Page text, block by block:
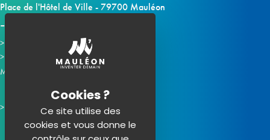
Place de l'Hôtel de Ville - 79700 Mauléon
Horaires d'ouverture
Contacter la mairie
Mauléon sur les réseaux :
Ce site utilise des
cookies et vous donne le